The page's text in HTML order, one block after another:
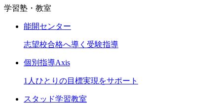
学習塾・教室
能開センター
志望校合格へ導く受験指導
個別指導Axis
1人ひとりの目標実現をサポート
スタッド学習教室